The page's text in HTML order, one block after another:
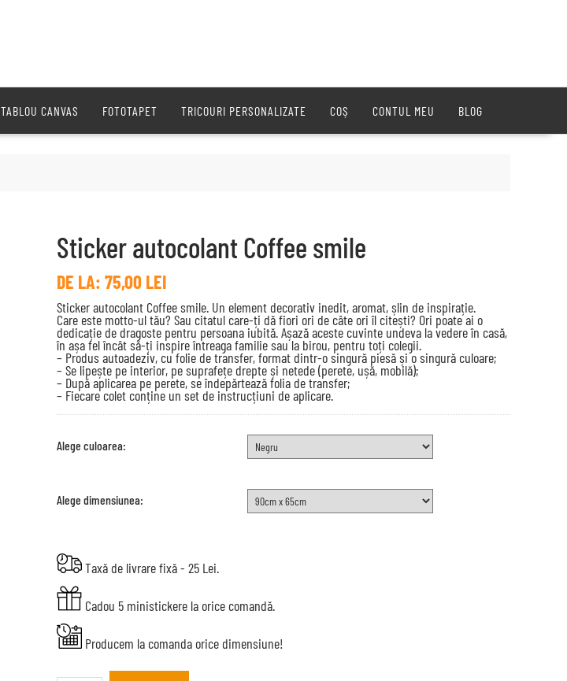
TABLOU CANVAS FOTOTAPET TRICOURI PERSONALIZATE COȘ CONTUL MEU BLOG
Sticker autocolant Coffee smile
DE LA: 75,00 LEI
Sticker autocolant Coffee smile. Un element decorativ inedit, aromat, șlin de inspirație.
Care este motto-ul tău? Sau citatul care-ți dă fiori ori de câte ori îl citești? Ori poate ai o
dedicație de dragoste pentru persoana iubită. Așază aceste cuvinte undeva la vedere în casă,
în așa fel încât să-ți inspire întreaga familie sau la birou, pentru toți colegii.
– Produs autoadeziv, cu folie de transfer, format dintr-o singură piesă și o singură culoare;
– Se lipește pe interior, pe suprafețe drepte și netede (perete, ușă, mobilă);
– După aplicarea pe perete, se îndepărtează folia de transfer;
– Fiecare colet conține un set de instrucțiuni de aplicare.
Alege culoarea:
Alege dimensiunea:
Taxă de livrare fixă - 25 Lei.
Cadou 5 ministickere la orice comandă.
Producem la comanda orice dimensiune!
Sticker